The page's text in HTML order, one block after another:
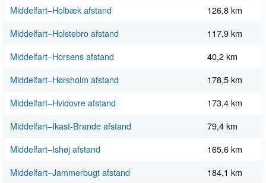
Middelfart–Holbæk afstand
126,8 km
Middelfart–Holstebro afstand
117,9 km
Middelfart–Horsens afstand
40,2 km
Middelfart–Hørsholm afstand
178,5 km
Middelfart–Hvidovre afstand
173,4 km
Middelfart–Ikast-Brande afstand
79,4 km
Middelfart–Ishøj afstand
165,6 km
Middelfart–Jammerbugt afstand
184,1 km